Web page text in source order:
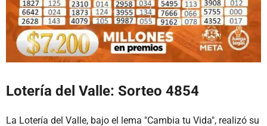
Lotería del Valle: Sorteo 4854
La Lotería del Valle, bajo el lema "Cambia tu Vida", realizó su